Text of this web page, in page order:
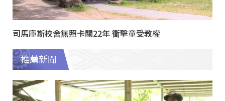
司馬庫斯校舍無照卡關22年 衝擊童受教權
推薦新聞